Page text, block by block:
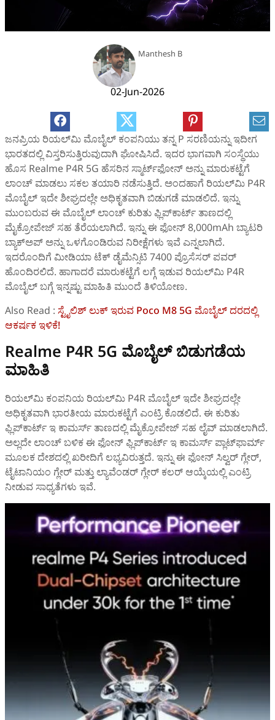
Manthesh B
02-Jun-2026
ಜನಪ್ರಿಯ ರಿಯಲ್‌ಮಿ ಮೊಬೈಲ್‌ ಕಂಪನಿಯು ತನ್ನ P ಸರಣಿಯನ್ನು ಇದೀಗ
ಭಾರತದಲ್ಲಿ ವಿಸ್ತರಿಸುತ್ತಿರುವುದಾಗಿ ಘೋಷಿಸಿದೆ. ಇದರ ಭಾಗವಾಗಿ ಸಂಸ್ಥೆಯು
ಹೊಸ Realme P4R 5G ಹೆಸರಿನ ಸ್ಮಾರ್ಟ್‌ಫೋನ್‌ ಅನ್ನು ಮಾರುಕಟ್ಟೆಗೆ
ಲಾಂಚ್ ಮಾಡಲು ಸಕಲ ತಯಾರಿ ನಡೆಸುತ್ತಿದೆ. ಅಂದಹಾಗೆ ರಿಯಲ್‌ಮಿ P4R
ಮೊಬೈಲ್‌ ಇದೇ ಶೀಘ್ರದಲ್ಲೇ ಅಧಿಕೃತವಾಗಿ ಬಿಡುಗಡೆ ಮಾಡಲಿದೆ. ಇನ್ನು
ಮುಂಬರುವ ಈ ಮೊಬೈಲ್‌ ಲಾಂಚ್ ಕುರಿತು ಫ್ಲಿಪ್‌ಕಾರ್ಟ್‌ ತಾಣದಲ್ಲಿ
ಮೈಕ್ರೋಪೇಜ್ ಸಹ ತೆರೆಯಲಾಗಿದೆ. ಇನ್ನು ಈ ಫೋನ್ 8,000mAh ಬ್ಯಾಟರಿ
ಬ್ಯಾಕ್‌ಅಪ್‌ ಅನ್ನು ಒಳಗೊಂಡಿರುವ ನಿರೀಕ್ಷೆಗಳು ಇವೆ ಎನ್ನಲಾಗಿದೆ.
ಇದರೊಂದಿಗೆ ಮೀಡಿಯಾ ಟೆಕ್‌ ಡೈಮೆನ್ಸಿಟಿ 7400 ಪ್ರೊಸೆಸರ್‌ ಪವರ್‌
ಹೊಂದಿರಲಿದೆ. ಹಾಗಾದರೆ ಮಾರುಕಟ್ಟೆಗೆ ಲಗ್ಗೆ ಇಡುವ ರಿಯಲ್‌ಮಿ P4R
ಮೊಬೈಲ್‌ ಬಗ್ಗೆ ಇನ್ನಷ್ಟು ಮಾಹಿತಿ ಮುಂದೆ ತಿಳಿಯೋಣ.
Also Read : ಸ್ಟೈಲಿಶ್‌ ಲುಕ್‌ ಇರುವ Poco M8 5G ಮೊಬೈಲ್‌ ದರದಲ್ಲಿ
ಆಕರ್ಷಕ ಇಳಿಕೆ!
Realme P4R 5G ಮೊಬೈಲ್‌ ಬಿಡುಗಡೆಯ
ಮಾಹಿತಿ
ರಿಯಲ್‌ಮಿ ಕಂಪನಿಯ ರಿಯಲ್‌ಮಿ P4R ಮೊಬೈಲ್‌ ಇದೇ ಶೀಘ್ರದಲ್ಲೇ
ಅಧಿಕೃತವಾಗಿ ಭಾರತೀಯ ಮಾರುಕಟ್ಟೆಗೆ ಎಂಟ್ರಿ ಕೊಡಲಿದೆ. ಈ ಕುರಿತು
ಫ್ಲಿಪ್‌ಕಾರ್ಟ್‌ ಇ ಕಾಮರ್ಸ್‌ ತಾಣದಲ್ಲಿ ಮೈಕ್ರೋಪೇಜ್ ಸಹ ಲೈವ್ ಮಾಡಲಾಗಿದೆ.
ಅಲ್ಲದೇ ಲಾಂಚ್ ಬಳಿಕ ಈ ಫೋನ್‌ ಫ್ಲಿಪ್‌ಕಾರ್ಟ್‌ ಇ ಕಾಮರ್ಸ್ ಪ್ಲಾಟ್‌ಫಾರ್ಮ್
ಮೂಲಕ ದೇಶದಲ್ಲಿ ಖರೀದಿಗೆ ಲಭ್ಯವಿರುತ್ತದೆ. ಇನ್ನು ಈ ಫೋನ್‌ ಸಿಲ್ವರ್ ಗ್ಲೇರ್,
ಟೈಟಾನಿಯಂ ಗ್ಲೇರ್ ಮತ್ತು ಲ್ಯಾವೆಂಡರ್ ಗ್ಲೇರ್ ಕಲರ್‌ ಆಯ್ಕೆಯಲ್ಲಿ ಎಂಟ್ರಿ
ನೀಡುವ ಸಾಧ್ಯತೆಗಳು ಇವೆ.